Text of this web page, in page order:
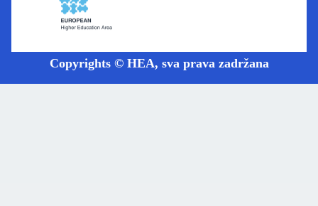
Copyrights © HEA, sva prava zadržana